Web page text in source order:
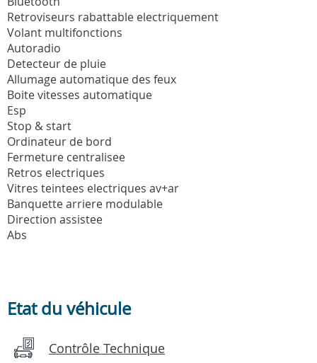
Retroviseurs rabattable electriquement
Volant multifonctions
Autoradio
Detecteur de pluie
Allumage automatique des feux
Boite vitesses automatique
Esp
Stop & start
Ordinateur de bord
Fermeture centralisee
Retros electriques
Vitres teintees electriques av+ar
Banquette arriere modulable
Direction assistee
Abs
Etat du véhicule
Contrôle Technique